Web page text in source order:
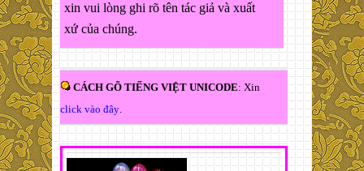
xin vui lòng ghi rõ tên tác giả và xuất
xứ của chúng.
CÁCH GÕ TIẾNG VIỆT UNICODE: Xin
click vào đây.